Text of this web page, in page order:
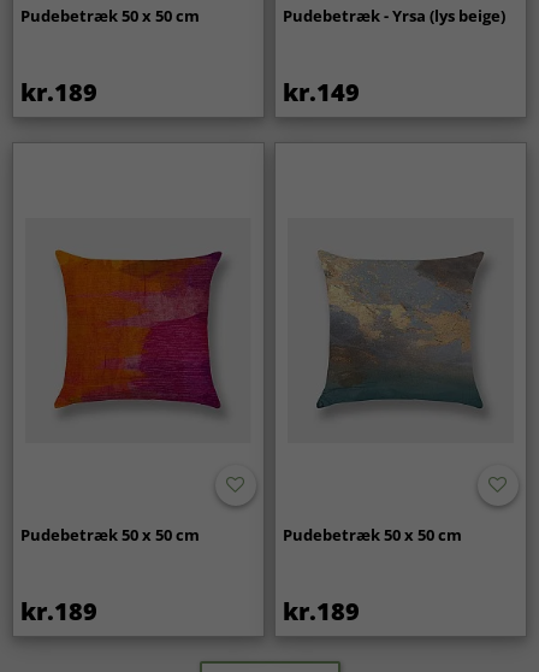
Pudebetræk 50 x 50 cm
kr.189
Pudebetræk - Yrsa (lys beige)
kr.149
Pudebetræk 50 x 50 cm
kr.189
Pudebetræk 50 x 50 cm
kr.189